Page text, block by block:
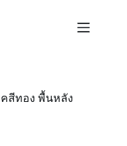
คสีทอง พื้นหลัง